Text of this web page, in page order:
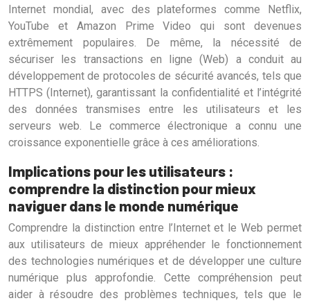
Internet mondial, avec des plateformes comme Netflix,
YouTube et Amazon Prime Video qui sont devenues
extrêmement populaires. De même, la nécessité de
sécuriser les transactions en ligne (Web) a conduit au
développement de protocoles de sécurité avancés, tels que
HTTPS (Internet), garantissant la confidentialité et l’intégrité
des données transmises entre les utilisateurs et les
serveurs web. Le commerce électronique a connu une
croissance exponentielle grâce à ces améliorations.
Implications pour les utilisateurs :
comprendre la distinction pour mieux
naviguer dans le monde numérique
Comprendre la distinction entre l’Internet et le Web permet
aux utilisateurs de mieux appréhender le fonctionnement
des technologies numériques et de développer une culture
numérique plus approfondie. Cette compréhension peut
aider à résoudre des problèmes techniques, tels que le